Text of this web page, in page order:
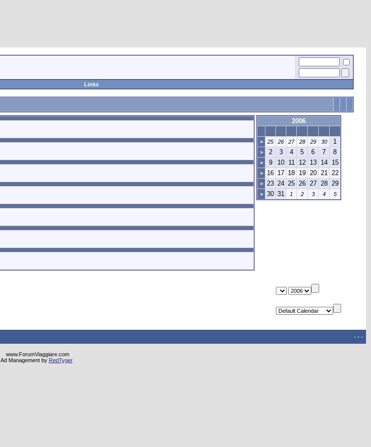
Links
2006
> 25 26 27 28 29 30 1
> 2 3 4 5 6 7 8
> 9 10 11 12 13 14 15
> 16 17 18 19 20 21 22
> 23 24 25 26 27 28 29
> 30 31 1 2 3 4 5
- - -
www.ForumViaggiare.com
Ad Management by RedTyger